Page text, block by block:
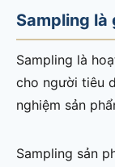
Sampling là
Sampling là
cho người tiêu
nghiệm sản
Sampling sản